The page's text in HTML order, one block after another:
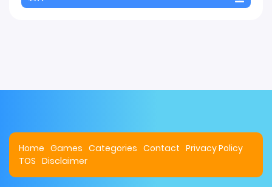
Home Games Categories Contact Privacy Policy
TOS Disclaimer